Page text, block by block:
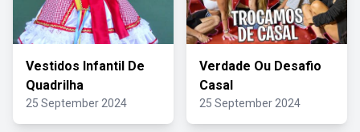
Vestidos Infantil De
Quadrilha
25 September 2024
Verdade Ou Desafio
Casal
25 September 2024